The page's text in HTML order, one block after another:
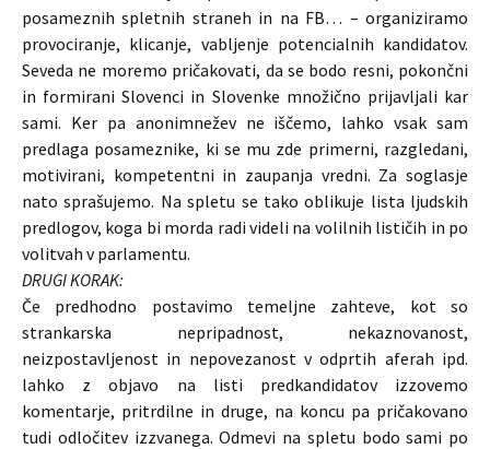
posameznih spletnih straneh in na FB… – organiziramo
provociranje, klicanje, vabljenje potencialnih kandidatov.
Seveda ne moremo pričakovati, da se bodo resni, pokončni
in formirani Slovenci in Slovenke množično prijavljali kar
sami. Ker pa anonimnežev ne iščemo, lahko vsak sam
predlaga posameznike, ki se mu zde primerni, razgledani,
motivirani, kompetentni in zaupanja vredni. Za soglasje
nato sprašujemo. Na spletu se tako oblikuje lista ljudskih
predlogov, koga bi morda radi videli na volilnih lističih in po
volitvah v parlamentu.
DRUGI KORAK:
Če predhodno postavimo temeljne zahteve, kot so
strankarska nepripadnost, nekaznovanost,
neizpostavljenost in nepovezanost v odprtih aferah ipd.
lahko z objavo na listi predkandidatov izzovemo
komentarje, pritrdilne in druge, na koncu pa pričakovano
tudi odločitev izzvanega. Odmevi na spletu bodo sami po